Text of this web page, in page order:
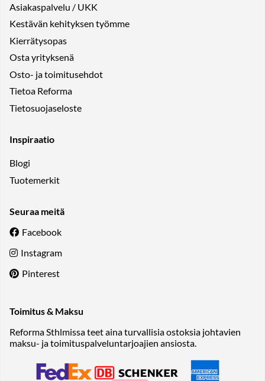
Asiakaspalvelu / UKK
Kestävän kehityksen työmme
Kierrätysopas
Osta yrityksenä
Osto- ja toimitusehdot
Tietoa Reforma
Tietosuojaseloste
Inspiraatio
Blogi
Tuotemerkit
Seuraa meitä
Facebook
Instagram
Pinterest
Toimitus & Maksu
Reforma Sthlmissa teet aina turvallisia ostoksia johtavien
maksu- ja toimituspalveluntarjoajien ansiosta.